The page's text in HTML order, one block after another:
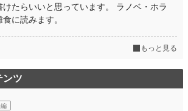
けたらいいと思っています。 ラノベ・ホラ
に読みます。
もっと見る
ンツ